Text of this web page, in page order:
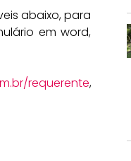
abaixo, para
em word,
requerente,